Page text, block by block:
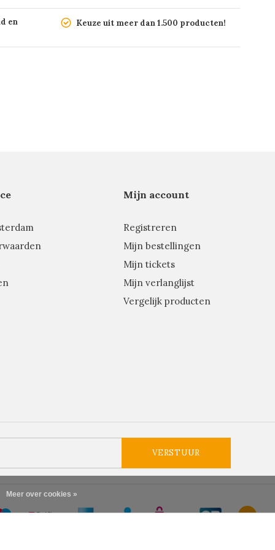
en
Keuze uit meer dan 1.500 producten!
Mijn account
Registreren
Mijn bestellingen
Mijn tickets
Mijn verlanglijst
Vergelijk producten
VERSTUUR
Meer over cookies »